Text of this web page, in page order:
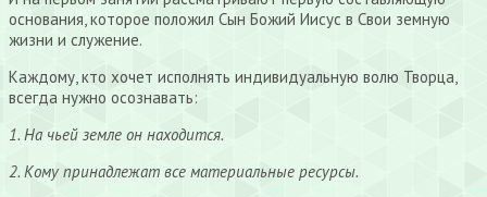
основания, которое положил Сын Божий Иисус в Свои земную
жизни и служение.
Каждому, кто хочет исполнять индивидуальную волю Творца,
всегда нужно осознавать:
1. На чьей земле он находится.
2. Кому принадлежат все материальные ресурсы.